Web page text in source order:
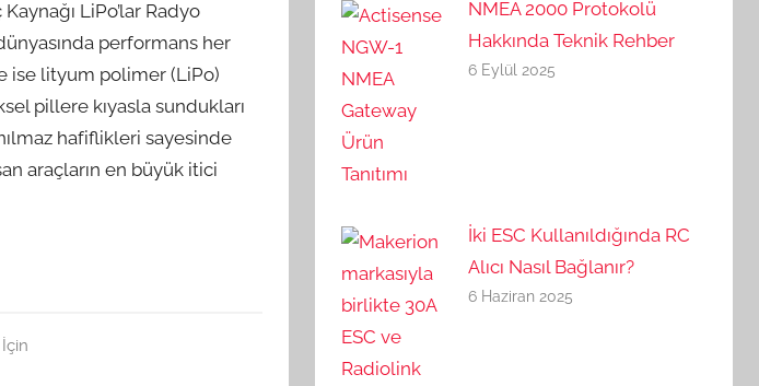
LiPo’lar Radyo
performans her
ise lityum polimer (LiPo)
pillere kıyasla sundukları
hafiflikleri sayesinde
araçların en büyük itici
NMEA 2000 Protokolü
Hakkında Teknik Rehber
6 Eylül 2025
İki ESC Kullanıldığında RC
Alıcı Nasıl Bağlanır?
6 Haziran 2025